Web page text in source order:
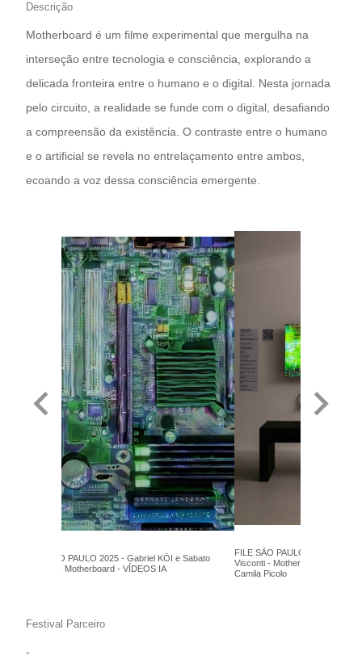
Descrição
Motherboard é um filme experimental que mergulha na
interseção entre tecnologia e consciência, explorando a
delicada fronteira entre o humano e o digital. Nesta jornada
pelo circuito, a realidade se funde com o digital, desafiando
a compreensão da existência. O contraste entre o humano
e o artificial se revela no entrelaçamento entre ambos,
ecoando a voz dessa consciência emergente.
FILE SÃO PAULO 2025 - Gabriel KÖI e Sabato
Visconti - Motherboard - VÍDEOS IA
FILE SÃO PAULO 2025 -
Visconti - Motherboard -
Camila Picolo
Festival Parceiro
-